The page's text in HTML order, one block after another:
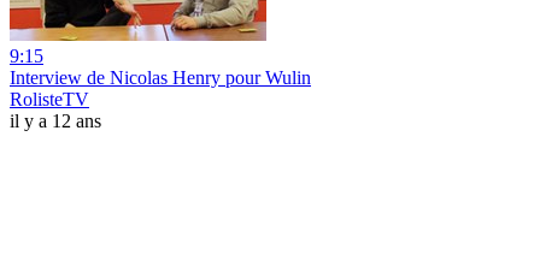
9:15
Interview de Nicolas Henry pour Wulin
RolisteTV
il y a 12 ans